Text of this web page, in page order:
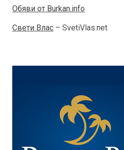
Обяви от Burkan.info
Свети Влас – SvetiVlas.net